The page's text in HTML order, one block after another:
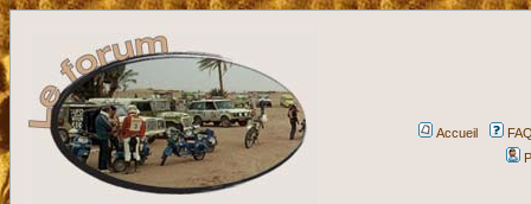
Accueil